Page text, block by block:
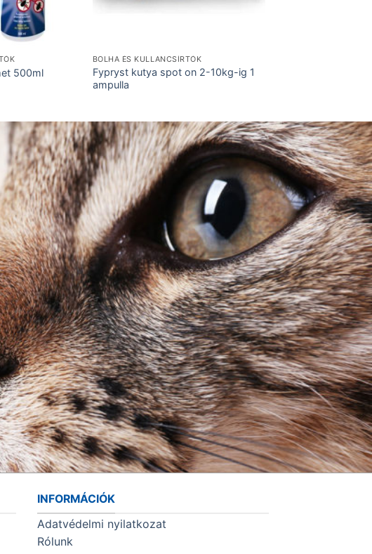
500ml
BOLHA ÉS KULLANCSÍRTÓK
Fypryst kutya spot on 2-10kg-ig 1
ampulla
INFORMÁCIÓK
Adatvédelmi nyilatkozat
Rólunk